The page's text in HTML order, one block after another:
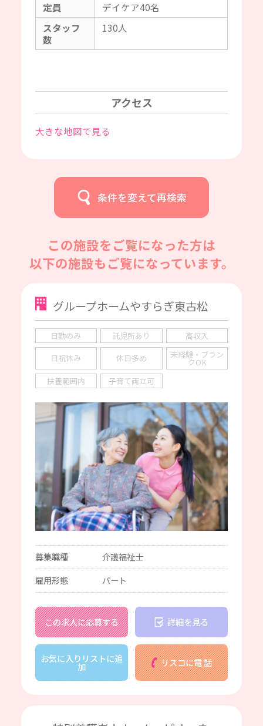
定員
デイケア40名
スタッフ
数
130人
アクセス
大きな地図で見る
条件を変えて再検索
この施設をご覧になった方は
以下の施設もご覧になっています。
グループホームやすらぎ東古松
日勤のみ 託児所あり 高収入
日祝休み 休日多め 未経験・ブラン
クOK
扶養範囲内
子育て両立可
募集職種
介護福祉士
雇用形態
パート
この求人に応募する 詳細を見る
お気に入りリストに追
加 リスコに電 話